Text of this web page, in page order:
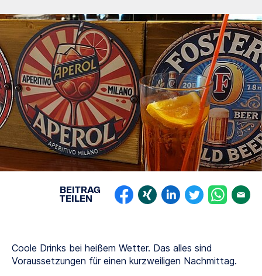
BEITRAG
TEILEN
Coole Drinks bei heißem Wetter. Das alles sind
Voraussetzungen für einen kurzweiligen Nachmittag.